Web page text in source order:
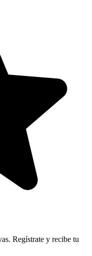
Regístrate y recibe tu